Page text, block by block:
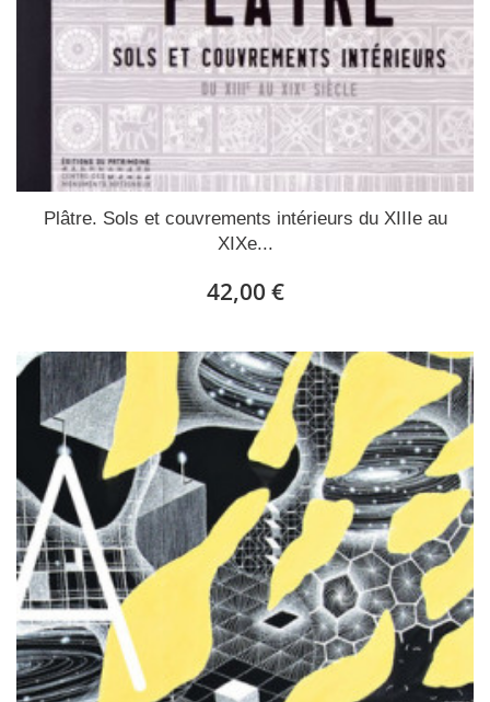
Plâtre. Sols et couvrements intérieurs du XIIIe au
XIXe...
42,00 €